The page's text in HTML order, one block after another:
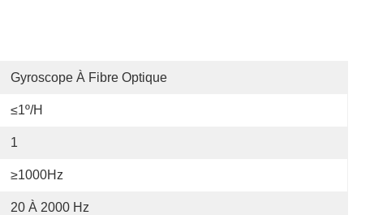
Gyroscope À Fibre Optique
≤1º/h
1
≥1000Hz
20 À 2000 Hz